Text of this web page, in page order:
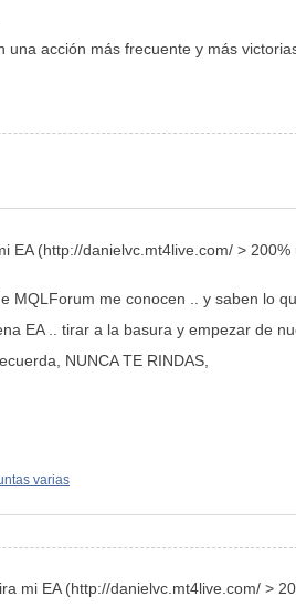
acción más frecuente y más
EA (http://danielvc.mt4live.com/ >
MQLForum me conocen .. y saben lo
EA .. tirar a la basura y empezar de
NUNCA TE RINDAS,
varias
mi EA (http://danielvc.mt4live.com/ >